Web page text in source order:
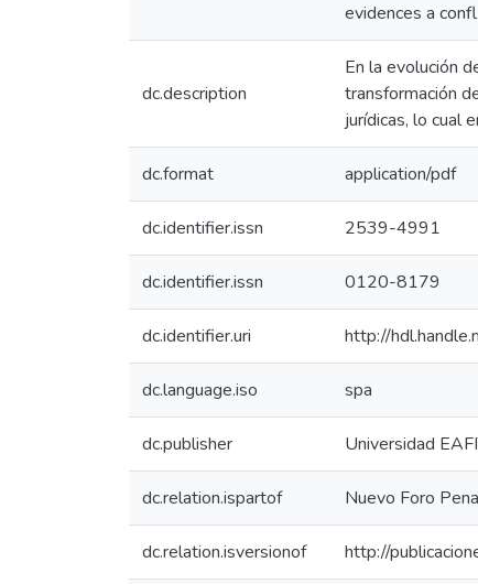
evidences a confl
dc.description
En la evolución
transformación
jurídicas, lo cual
dc.format application/pdf
dc.identifier.issn 2539-4991
dc.identifier.issn 0120-8179
dc.identifier.uri http://
dc.language.iso spa
dc.publisher Universidad
dc.relation.ispartof Nuevo Foro
dc.relation.isversionof http://